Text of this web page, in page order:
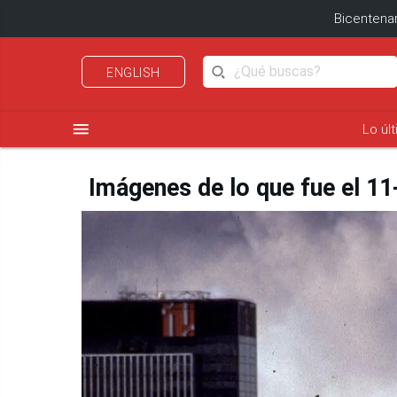
ENGLISH
menu Lo
Imágenes de lo que fue el